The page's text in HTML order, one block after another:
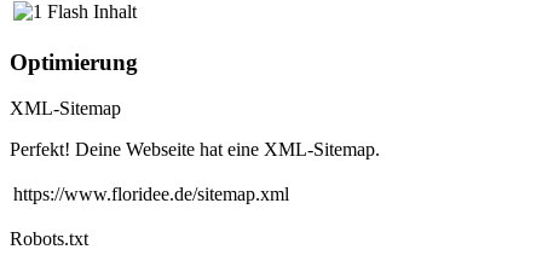
Flash Inhalt
Optimierung
XML-Sitemap
Perfekt! Deine Webseite hat eine XML-Sitemap.
https://www.floridee.de/sitemap.xml
Robots.txt